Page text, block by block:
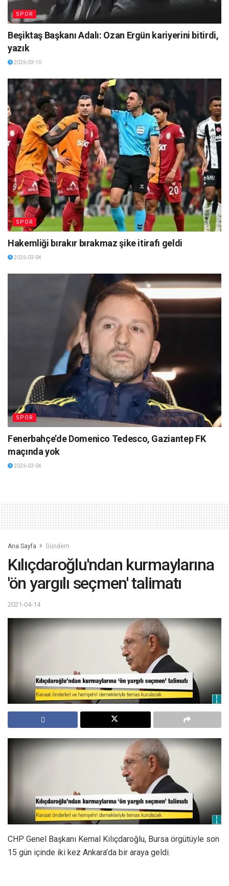
SPOR
Beşiktaş Başkanı Adalı: Ozan Ergün kariyerini bitirdi,
yazık
2026-03-10
SPOR
Hakemliği bırakır bırakmaz şike itirafı geldi
2026-03-04
SPOR
Fenerbahçe’de Domenico Tedesco, Gaziantep FK
maçında yok
2026-03-04
Ana Sayfa Gündem
Kılıçdaroğlu'ndan kurmaylarına
'ön yargılı seçmen' talimatı
2021-04-14
CHP Genel Başkanı Kemal Kılıçdaroğlu, Bursa örgütüyle son
15 gün içinde iki kez Ankara’da bir araya geldi.